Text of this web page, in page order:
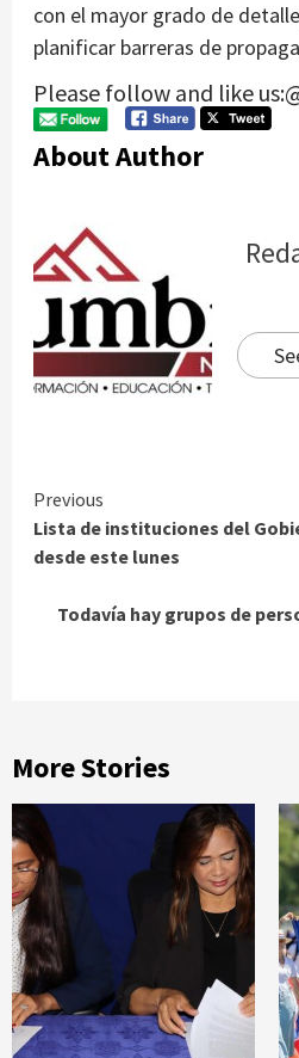
con el mayor grado de
planificar barreras de
Please follow and like
About Author
Continue
Reading
Previous
Lista de instituciones del
desde este lunes
Todavía hay grupos de
More Stories